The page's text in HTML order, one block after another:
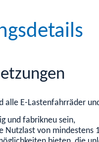
alle E-Lastenfahrräder
und fabrikneu sein,
Nutzlast von mindestens